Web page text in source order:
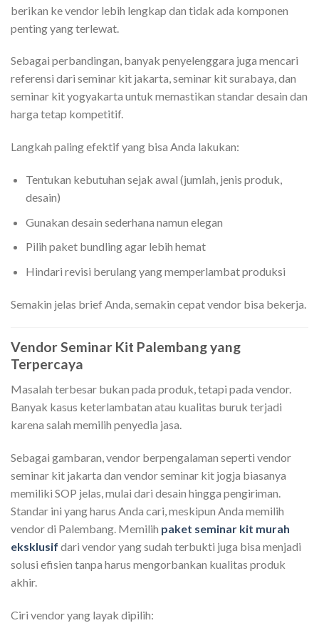
berikan ke vendor lebih lengkap dan tidak ada komponen
penting yang terlewat.
Sebagai perbandingan, banyak penyelenggara juga mencari
referensi dari seminar kit jakarta, seminar kit surabaya, dan
seminar kit yogyakarta untuk memastikan standar desain dan
harga tetap kompetitif.
Langkah paling efektif yang bisa Anda lakukan:
Tentukan kebutuhan sejak awal (jumlah, jenis produk,
desain)
Gunakan desain sederhana namun elegan
Pilih paket bundling agar lebih hemat
Hindari revisi berulang yang memperlambat produksi
Semakin jelas brief Anda, semakin cepat vendor bisa bekerja.
Vendor Seminar Kit Palembang yang
Terpercaya
Masalah terbesar bukan pada produk, tetapi pada vendor.
Banyak kasus keterlambatan atau kualitas buruk terjadi
karena salah memilih penyedia jasa.
Sebagai gambaran, vendor berpengalaman seperti vendor
seminar kit jakarta dan vendor seminar kit jogja biasanya
memiliki SOP jelas, mulai dari desain hingga pengiriman.
Standar ini yang harus Anda cari, meskipun Anda memilih
vendor di Palembang. Memilih paket seminar kit murah
eksklusif dari vendor yang sudah terbukti juga bisa menjadi
solusi efisien tanpa harus mengorbankan kualitas produk
akhir.
Ciri vendor yang layak dipilih: